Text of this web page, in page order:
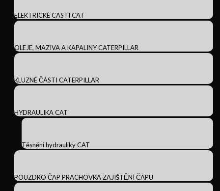
ELEKTRICKÉ CASTI CAT
OLEJE, MAZIVA A KAPALINY CATERPILLAR
KLUZNÉ ČÁSTI CATERPILLAR
HYDRAULIKA CAT
Těsnění hydrauliky CAT
POUZDRO ČAP PRACHOVKA ZAJIŠTĚNÍ ČAPU